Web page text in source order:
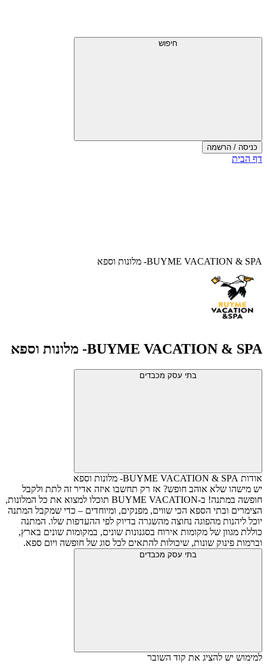
עליון
חיפוש
כניסה / הרשמה
סוף
דף הבית
BUYME VACATION & SPA- מלונות וספא
BUYME VACATION & SPA- מלונות וספא
בתי עסק מכבדים
אודות BUYME VACATION & SPA- מלונות וספא
יש מישהו שלא אוהב חופש? אז רק תחשבו איזה אדיר זה לתת ולקבל
חופשה במתנה! ב-BUYME VACATION תוכלו למצוא את כל המלונות,
הצימרים ובתי הספא הכי שווים, מפנקים, ומיוחדים – כדי שמקבל המתנה
יוכל ליהנות מהפוגה נחוצה מהשגרה בדיוק לפי ההעדפות שלו. המתנה
כוללת מגוון של מקומות אירוח בסגנונות שונים, במקומות שונים בארץ,
וברמות פינוק שונות, שיכולות להתאים לכל סוג של חופשה ויום ספא.
בתי עסק מכבדים
למימוש יש להציג את קוד השובר